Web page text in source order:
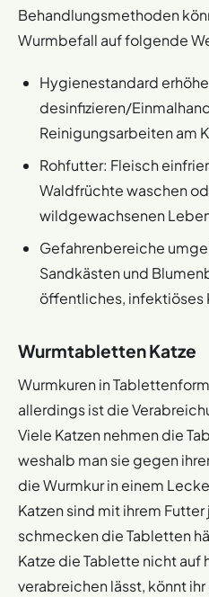
Behandlungsmethoden
Wurmbefall auf folgende
Hygienestandard
desinfizieren/
Reinigungsarbeiten am
Rohfutter: Fleisch
Waldfrüchte waschen
wildgewachsenen
Gefahrenbereiche
Sandkästen und
öffentliches, infektiöses
Wurmtabletten Katze
Wurmkuren in
allerdings ist die
Viele Katzen nehmen die
weshalb man sie gegen
die Wurmkur in einem
Katzen sind mit ihrem
schmecken die Tabletten
Katze die Tablette nicht
verabreichen lässt, könnt